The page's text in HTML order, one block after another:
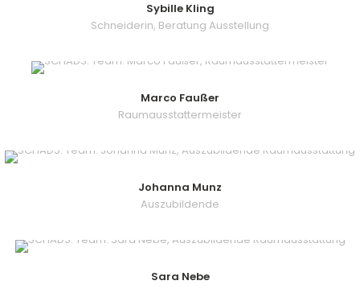
Sybille Kling
Schneiderin, Beratung Ausstellung
Marco Faußer
Raumausstattermeister
Johanna Munz
Auszubildende
Sara Nebe